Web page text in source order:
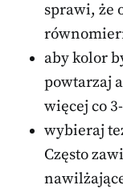
sprawi, że
aby kolor
powtarzaj
więcej co
wybieraj
Często